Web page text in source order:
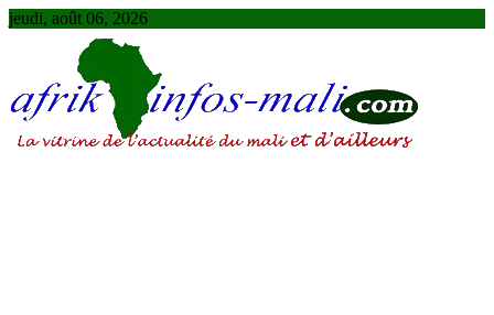
Skip
jeudi, août 06, 2026